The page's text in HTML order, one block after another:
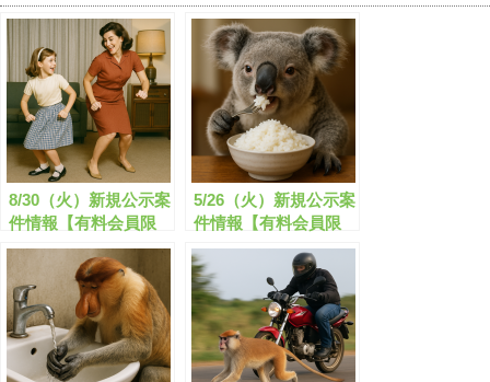
8/30（火）新規公示案
件情報【有料会員限
定】
5/26（火）新規公示案
件情報【有料会員限
定】